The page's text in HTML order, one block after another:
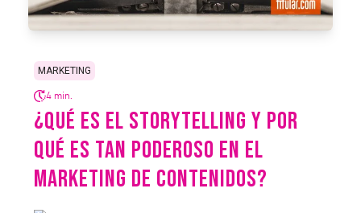
MARKETING
4 min.
¿QUÉ ES EL STORYTELLING Y POR
QUÉ ES TAN PODEROSO EN EL
MARKETING DE CONTENIDOS?